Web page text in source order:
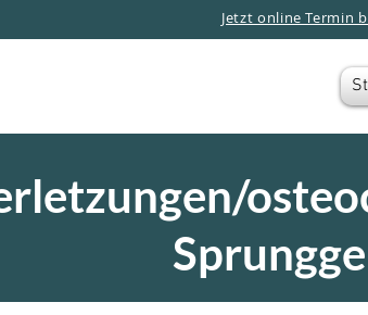
Jetzt online Termin